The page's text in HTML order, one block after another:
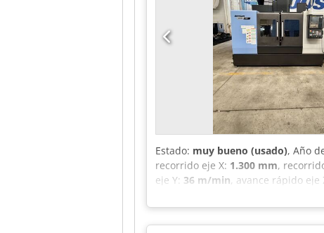
Estado: muy bueno (usado), Año
recorrido eje X: 1.300 mm,
eje Y: 36 m/min, avance rápido eje
de la mesa:1.500 mm, peso total:
funcionamiento del husillo:1.963 h